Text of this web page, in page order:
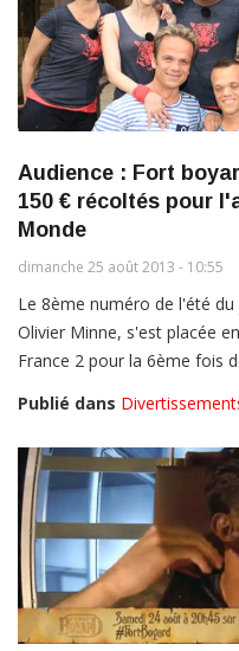
Audience : Fort
150 € récoltés pour
Monde
dimanche 25 août 2013 - 10:55
Le 8ème numéro de l'été
Olivier Minne, s'est placée
France 2 pour la 6ème fois
Publié dans